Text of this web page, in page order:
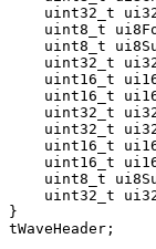
uint32_t
uint8_t
uint8_t
uint32_t
uint16_t
uint16_t
uint32_t
uint32_t
uint16_t
uint16_t
uint8_t
uint32_t
}
tWaveHeader;